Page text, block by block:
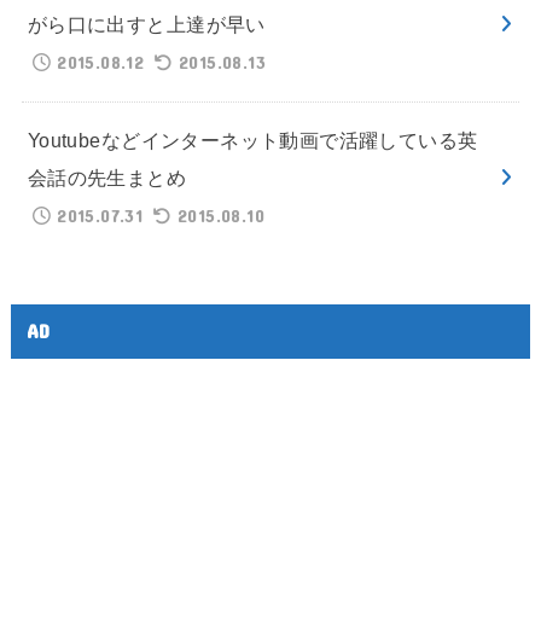
がら口に出すと上達が早い
2015.08.12
2015.08.13
Youtubeなどインターネット動画で活躍している英
会話の先生まとめ
2015.07.31
2015.08.10
AD